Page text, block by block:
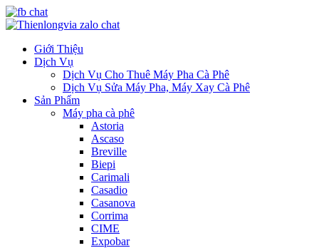
Giới Thiệu
Dịch Vụ
Dịch Vụ Cho Thuê Máy Pha Cà Phê
Dịch Vụ Sửa Máy Pha, Máy Xay Cà Phê
Sản Phẩm
Máy pha cà phê
Astoria
Ascaso
Breville
Biepi
Carimali
Casadio
Casanova
Corrima
CIME
Expobar